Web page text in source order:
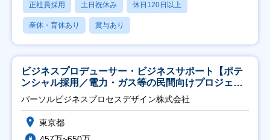
正社員採用 土日祝休み 休日120日以上
産休・育休あり 賞与あり
ビジネスプロデューサー・ビジネスサポート【ポテ
ンシャル採用／電力・ガス等の民間向けプロジェク
ト推進】
パーソルビジネスプロセスデザイン株式会社
東京都